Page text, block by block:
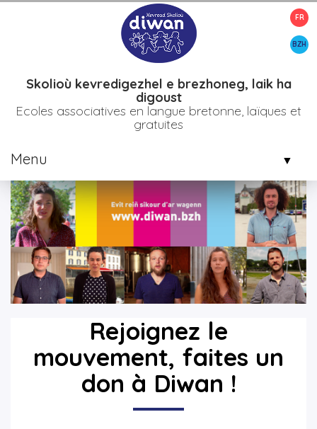
FR
BZH
Skolioù kevredigezhel e brezhoneg, laik ha
digoust
Ecoles associatives en langue bretonne, laïques et
gratuites
Menu ▼
▼
▼
▼
Rejoignez-le-mouvement-faites-un-don-a-diwan
Rejoignez le
mouvement, faites un
don à Diwan !